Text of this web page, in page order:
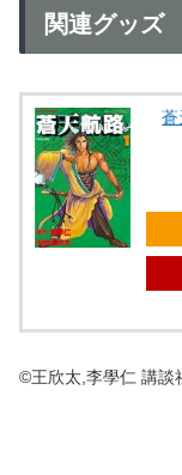
関連グッズ
蒼
©王欣太,李學仁 講談